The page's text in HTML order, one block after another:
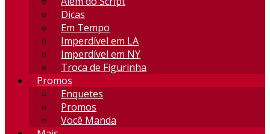
Dicas
Em Tempo
Imperdível em LA
Imperdível em NY
Troca de Figurinha
Promos
Enquetes
Promos
Você Manda